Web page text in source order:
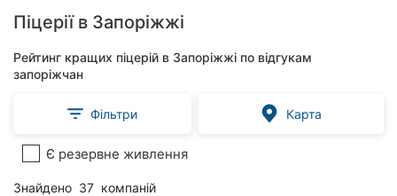
Піцерії в Запоріжжі
Рейтинг кращих піцерій в Запоріжжі по відгукам
запоріжчан
Фільтри Карта
Є резервне живлення
Знайдено 37 компаній